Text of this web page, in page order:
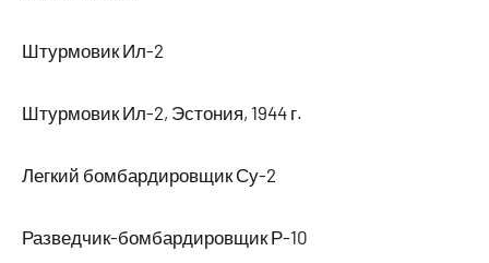
Штурмовик Ил-2
Штурмовик Ил-2, Эстония, 1944 г.
Легкий бомбардировщик Су-2
Разведчик-бомбардировщик Р-10